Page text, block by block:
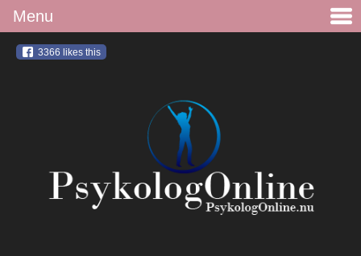
3366 likes this